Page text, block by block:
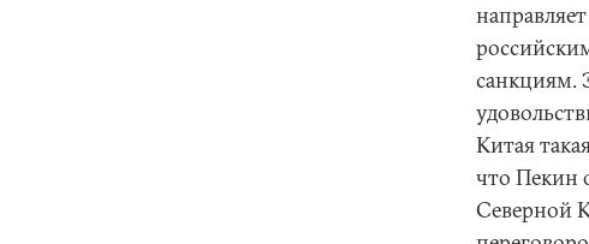
санкциям.
Китая
что Пекин
Северной